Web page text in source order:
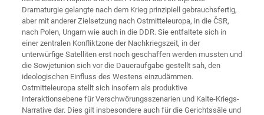
Dramaturgie gelangte nach dem Krieg prinzipiell gebrauchsfertig,
aber mit anderer Zielsetzung nach Ostmitteleuropa, in die ČSR,
nach Polen, Ungarn wie auch in die DDR. Sie entfaltete sich in
einer zentralen Konfliktzone der Nachkriegszeit, in der
unterwürfige Satelliten erst noch geschaffen werden mussten und
die Sowjetunion sich vor die Daueraufgabe gestellt sah, den
ideologischen Einfluss des Westens einzudämmen.
Ostmitteleuropa stellt sich insofern als produktive
Interaktionsebene für Verschwörungsszenarien und Kalte-Kriegs-
Narrative dar. Dies gilt insbesondere auch für die Gerichtssäle und